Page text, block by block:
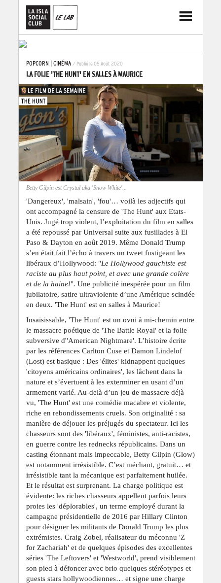
POPCORN CINÉMA / Publié le 05 Août 2020
LA FOLIE 'THE HUNT' EN SALLES À MAURICE
Betty Gilpin est Crystal aka 'Snow White'...
'Dangereux', 'malsain', 'fou'… voilà les adjectifs qui
ont accompagné la censure de 'The Hunt' aux Etats-
Unis. Jugé trop violent, l’exploitation du film en salles
a été repoussé par Universal suite aux fusillades à El
Paso & Dayton en août 2019. Même Donald Trump
s’en était fait l’écho à travers un tweet fustigeant les
libéraux d’Hollywood: "Le Hollywood gauchiste est
raciste au plus haut point, et avec une grande colère
et de la haine!". Une publicité inespérée pour un film
jubilatoire, satire ultraviolente d’une Amérique scindée
en deux. 'The Hunt' est en salles à Maurice!
Insaisissable, 'The Hunt' est un ovni à mi-chemin entre
le massacre poétique de 'The Battle Royal' et la folie
subversive d''American Nightmare'. L’histoire écrite
par les références Carlton Cuse et Damon Lindelof
(Lost) est basique : Des 'élites' kidnappent quelques
'citoyens américains ordinaires', les lâchent dans la
nature et s’évertuent à les exterminer en usant d’un
armement varié. Au-delà d’un jeu de massacre déjà
vu, 'The Hunt' est une comédie macabre et violente,
riche en rebondissements cruels. Son originalité : sa
manière de déjouer les préjugés du spectateur. Ici les
chasseurs sont des 'libéraux', féministes, anti-racistes,
en guerre contre les rednecks républicains. Dans un
casting étonnant mais impeccable, Betty Gilpin (Glow)
est notamment irrésistible. C’est méchant, gratuit… et
irrésistible tant la mécanique est parfaitement huilée.
Et le résultat est surprenant. La charge politique est
évidente: les riches chasseurs appellent parfois leurs
proies les 'déplorables', un terme employé durant la
campagne présidentielle de 2016 par Hillary Clinton
pour désigner les militants de Donald Trump les plus
extrémistes. Craig Zobel, réalisateur du méconnu 'Z
for Zachariah' et de quelques épisodes des excellentes
séries 'The Leftovers' et 'Westworld', prend visiblement
son pied à défoncer avec brio quelques stéréotypes et
guests stars hollywoodiennes… et signe une charge